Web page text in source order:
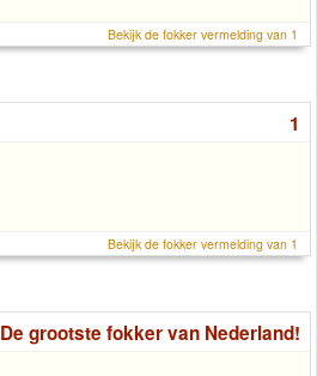
Bekijk de fokker vermelding van 1
1
Bekijk de fokker vermelding van 1
De grootste fokker van Nederland!